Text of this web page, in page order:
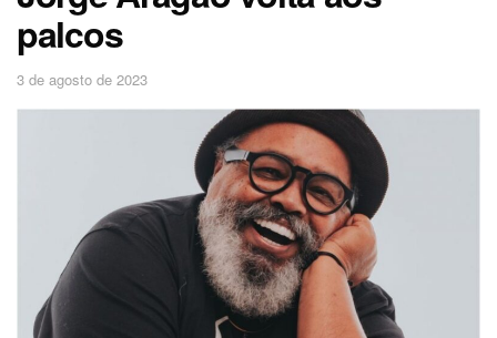
palcos
3 de agosto de 2023